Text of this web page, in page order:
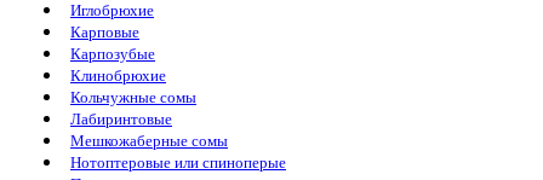
Иглобрюхие
Карповые
Карпозубые
Клинобрюхие
Кольчужные сомы
Лабиринтовые
Мешкожаберные сомы
Нотоптеровые или спиноперые